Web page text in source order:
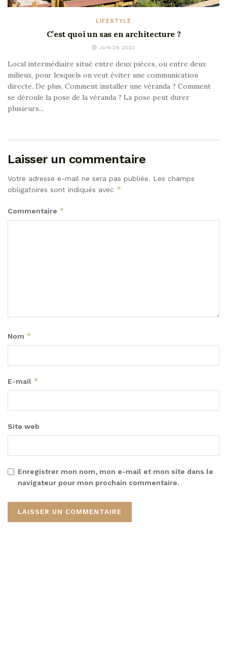
LIFESTYLE
C’est quoi un sas en architecture ?
JUIN 29, 2022
Local intermédiaire situé entre deux pièces, ou entre deux
milieux, pour lesquels on veut éviter une communication
directe. De plus, Comment installer une véranda ? Comment
se déroule la pose de la véranda ? La pose peut durer
plusieurs...
Laisser un commentaire
Votre adresse e-mail ne sera pas publiée. Les champs
obligatoires sont indiqués avec *
Commentaire *
Nom *
E-mail *
Site web
Enregistrer mon nom, mon e-mail et mon site dans le
navigateur pour mon prochain commentaire.